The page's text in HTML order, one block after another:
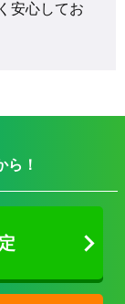
安心してお
ら！